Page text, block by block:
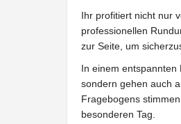
Ihr profitiert nicht nur
professionellen
zur Seite, um
In einem entspannten
sondern gehen auch
Fragebogens
besonderen Tag.